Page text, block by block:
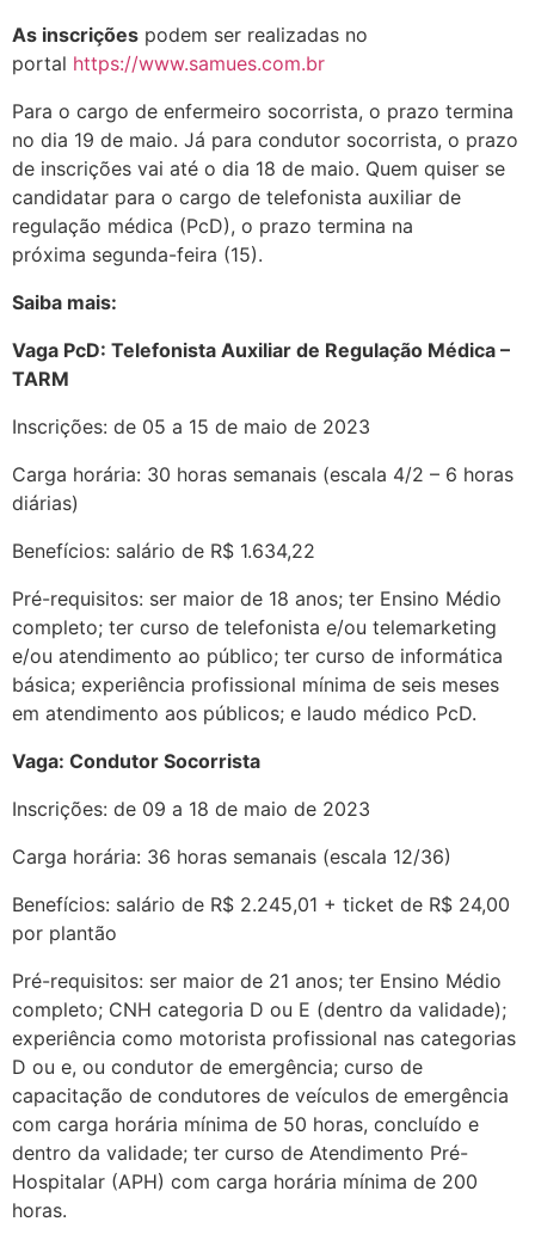
As inscrições podem ser realizadas no
portal https://www.samues.com.br
Para o cargo de enfermeiro socorrista, o prazo termina
no dia 19 de maio. Já para condutor socorrista, o prazo
de inscrições vai até o dia 18 de maio. Quem quiser se
candidatar para o cargo de telefonista auxiliar de
regulação médica (PcD), o prazo termina na
próxima segunda-feira (15).
Saiba mais:
Vaga PcD: Telefonista Auxiliar de Regulação Médica –
TARM
Inscrições: de 05 a 15 de maio de 2023
Carga horária: 30 horas semanais (escala 4/2 – 6 horas
diárias)
Benefícios: salário de R$ 1.634,22
Pré-requisitos: ser maior de 18 anos; ter Ensino Médio
completo; ter curso de telefonista e/ou telemarketing
e/ou atendimento ao público; ter curso de informática
básica; experiência profissional mínima de seis meses
em atendimento aos públicos; e laudo médico PcD.
Vaga: Condutor Socorrista
Inscrições: de 09 a 18 de maio de 2023
Carga horária: 36 horas semanais (escala 12/36)
Benefícios: salário de R$ 2.245,01 + ticket de R$ 24,00
por plantão
Pré-requisitos: ser maior de 21 anos; ter Ensino Médio
completo; CNH categoria D ou E (dentro da validade);
experiência como motorista profissional nas categorias
D ou e, ou condutor de emergência; curso de
capacitação de condutores de veículos de emergência
com carga horária mínima de 50 horas, concluído e
dentro da validade; ter curso de Atendimento Pré-
Hospitalar (APH) com carga horária mínima de 200
horas.